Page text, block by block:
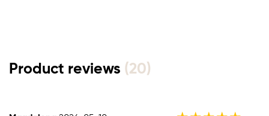
Product reviews (20)